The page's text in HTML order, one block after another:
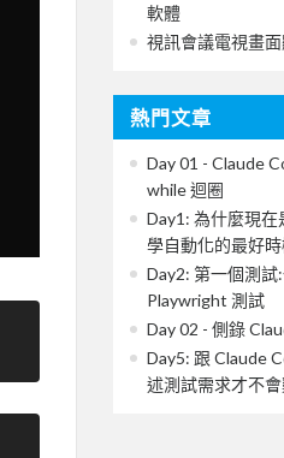
軟體
視訊會議電視畫
熱門文章
Day 01 - Claude
while 迴圈
Day1: 為什麼現
學自動化的最好時
Day2: 第一個測
Playwright 測試
Day 02 - 側錄
Day5: 跟 Claude
述測試需求才不